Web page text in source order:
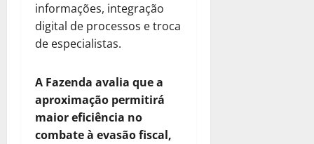
informações, integração
digital de processos e troca
de especialistas.
A Fazenda avalia que a
aproximação permitirá
maior eficiência no
combate à evasão fiscal,